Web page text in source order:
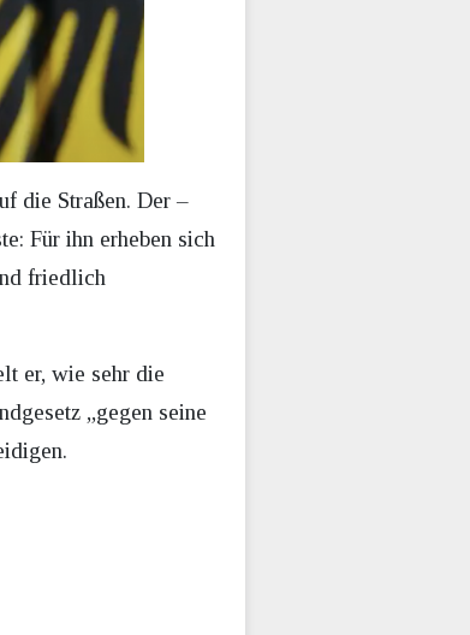
die Straßen. Der –
Für ihn erheben sich
friedlich
er, wie sehr die
„gegen seine